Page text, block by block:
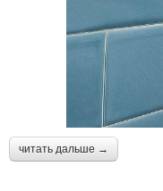
читать дальше →